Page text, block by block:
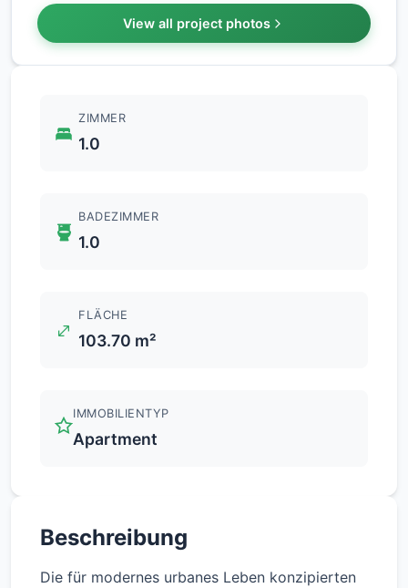
View all project photos
ZIMMER
1.0
BADEZIMMER
1.0
FLÄCHE
103.70 m²
IMMOBILIENTYP
Apartment
Beschreibung
Die für modernes urbanes Leben konzipierten